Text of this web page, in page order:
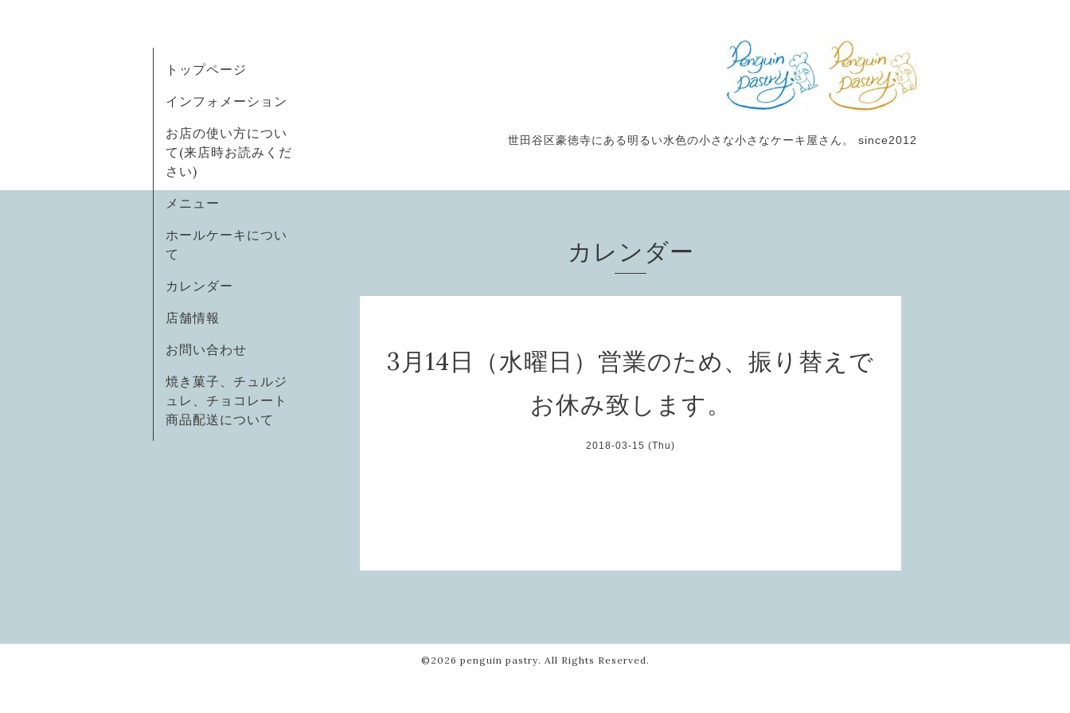
世田谷区豪徳寺にある明るい水色の小さな小さなケーキ屋さん。 since2012
トップページ
インフォメーション
お店の使い方につい
て(来店時お読みくだ
さい)
メニュー
ホールケーキについ
て
カレンダー
店舗情報
お問い合わせ
焼き菓子、チュルジ
ュレ、チョコレート
商品配送について
カレンダー
3月14日（水曜日）営業のため、振り替えで
お休み致します。
2018-03-15 (Thu)
©2026 penguin pastry. All Rights Reserved.